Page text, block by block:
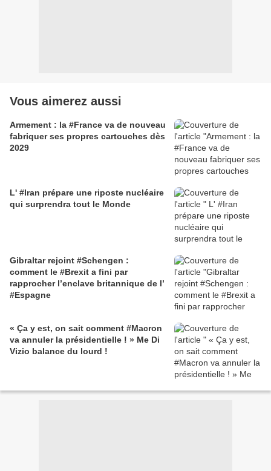
Vous aimerez aussi
Armement : la #France va de nouveau
fabriquer ses propres cartouches dès
2029
L' #Iran prépare une riposte nucléaire
qui surprendra tout le Monde
Gibraltar rejoint #Schengen :
comment le #Brexit a fini par
rapprocher l’enclave britannique de l’
#Espagne
« Ça y est, on sait comment #Macron
va annuler la présidentielle ! » Me Di
Vizio balance du lourd !